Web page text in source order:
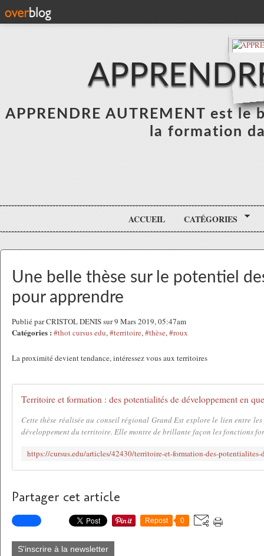
APPRENDRE AUTREMENT est
la formation
ACCUEIL CATÉGORIES
Une belle thèse sur le potentiel
pour apprendre
Publié par CRISTOL DENIS sur 9 Mars 2019, 05:47am
Catégories : #thot cursus edu,#territoire,#thèse,#roux
La proximité devient tendance, intéressez vous aux territoires
Cette thèse réalisée au conseil régional Grand Est explore le lien entre
développement du territoire. Elle montre de brillante façon les fonctions
Partager cet article
Repost 0
S'inscrire à la newsletter